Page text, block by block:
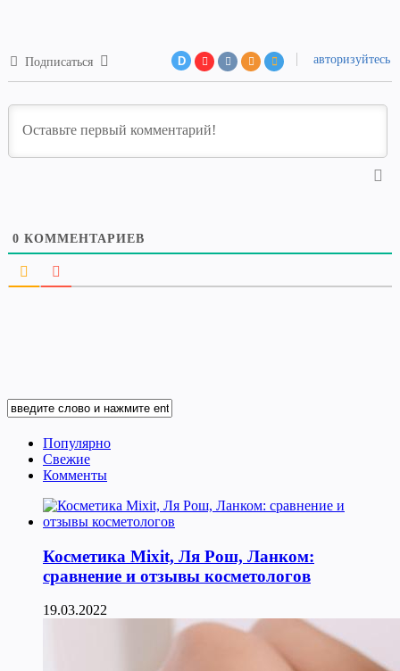
Подписаться D авторизуйтесь
0 КОММЕНТАРИЕВ
Популярно
Свежие
Комменты
Косметика Мixit, Ля Рош, Ланком:
сравнение и отзывы косметологов
19.03.2022